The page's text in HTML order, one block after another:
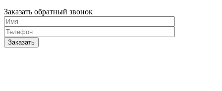
Заказать обратный звонок